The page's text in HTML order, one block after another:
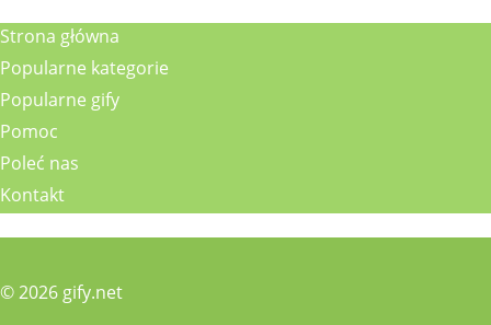
Strona główna
Popularne kategorie
Popularne gify
Pomoc
Poleć nas
Kontakt
© 2026 gify.net